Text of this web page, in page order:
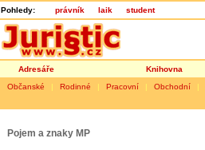
Pohledy: právník laik student
Adresáře Knihovna
Občanské | Rodinné | Pracovní | Obchodní |
Pojem a znaky MP